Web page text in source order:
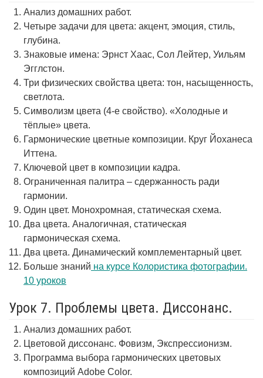
Анализ домашних работ.
Четыре задачи для цвета: акцент, эмоция, стиль,
глубина.
Знаковые имена: Эрнст Хаас, Сол Лейтер, Уильям
Эгглстон.
Три физических свойства цвета: тон, насыщенность,
светлота.
Символизм цвета (4-е свойство). «Холодные и
тёплые» цвета.
Гармонические цветные композиции. Круг Йоханеса
Иттена.
Ключевой цвет в композиции кадра.
Ограниченная палитра – сдержанность ради
гармонии.
Один цвет. Монохромная, статическая схема.
Два цвета. Аналогичная, статическая
гармоническая схема.
Два цвета. Динамический комплементарный цвет.
Больше знаний на курсе Колористика фотографии.
10 уроков
Урок 7. Проблемы цвета. Диссонанс.
Анализ домашних работ.
Цветовой диссонанс. Фовизм, Экспрессионизм.
Программа выбора гармонических цветовых
композиций Adobe Color.